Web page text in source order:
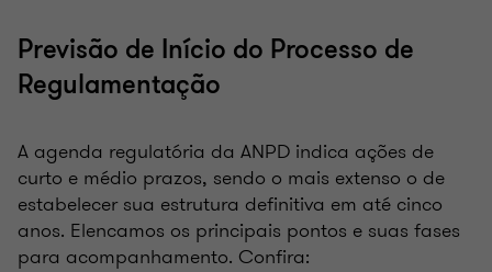
Previsão de Início do Processo de
Regulamentação
A agenda regulatória da ANPD indica ações de
curto e médio prazos, sendo o mais extenso o de
estabelecer sua estrutura definitiva em até cinco
anos. Elencamos os principais pontos e suas fases
para acompanhamento. Confira: